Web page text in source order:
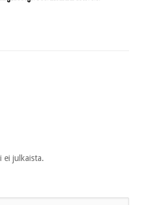
ei julkaista.